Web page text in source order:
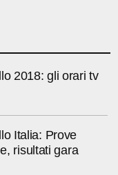
2018: gli orari tv
Italia: Prove
risultati gara